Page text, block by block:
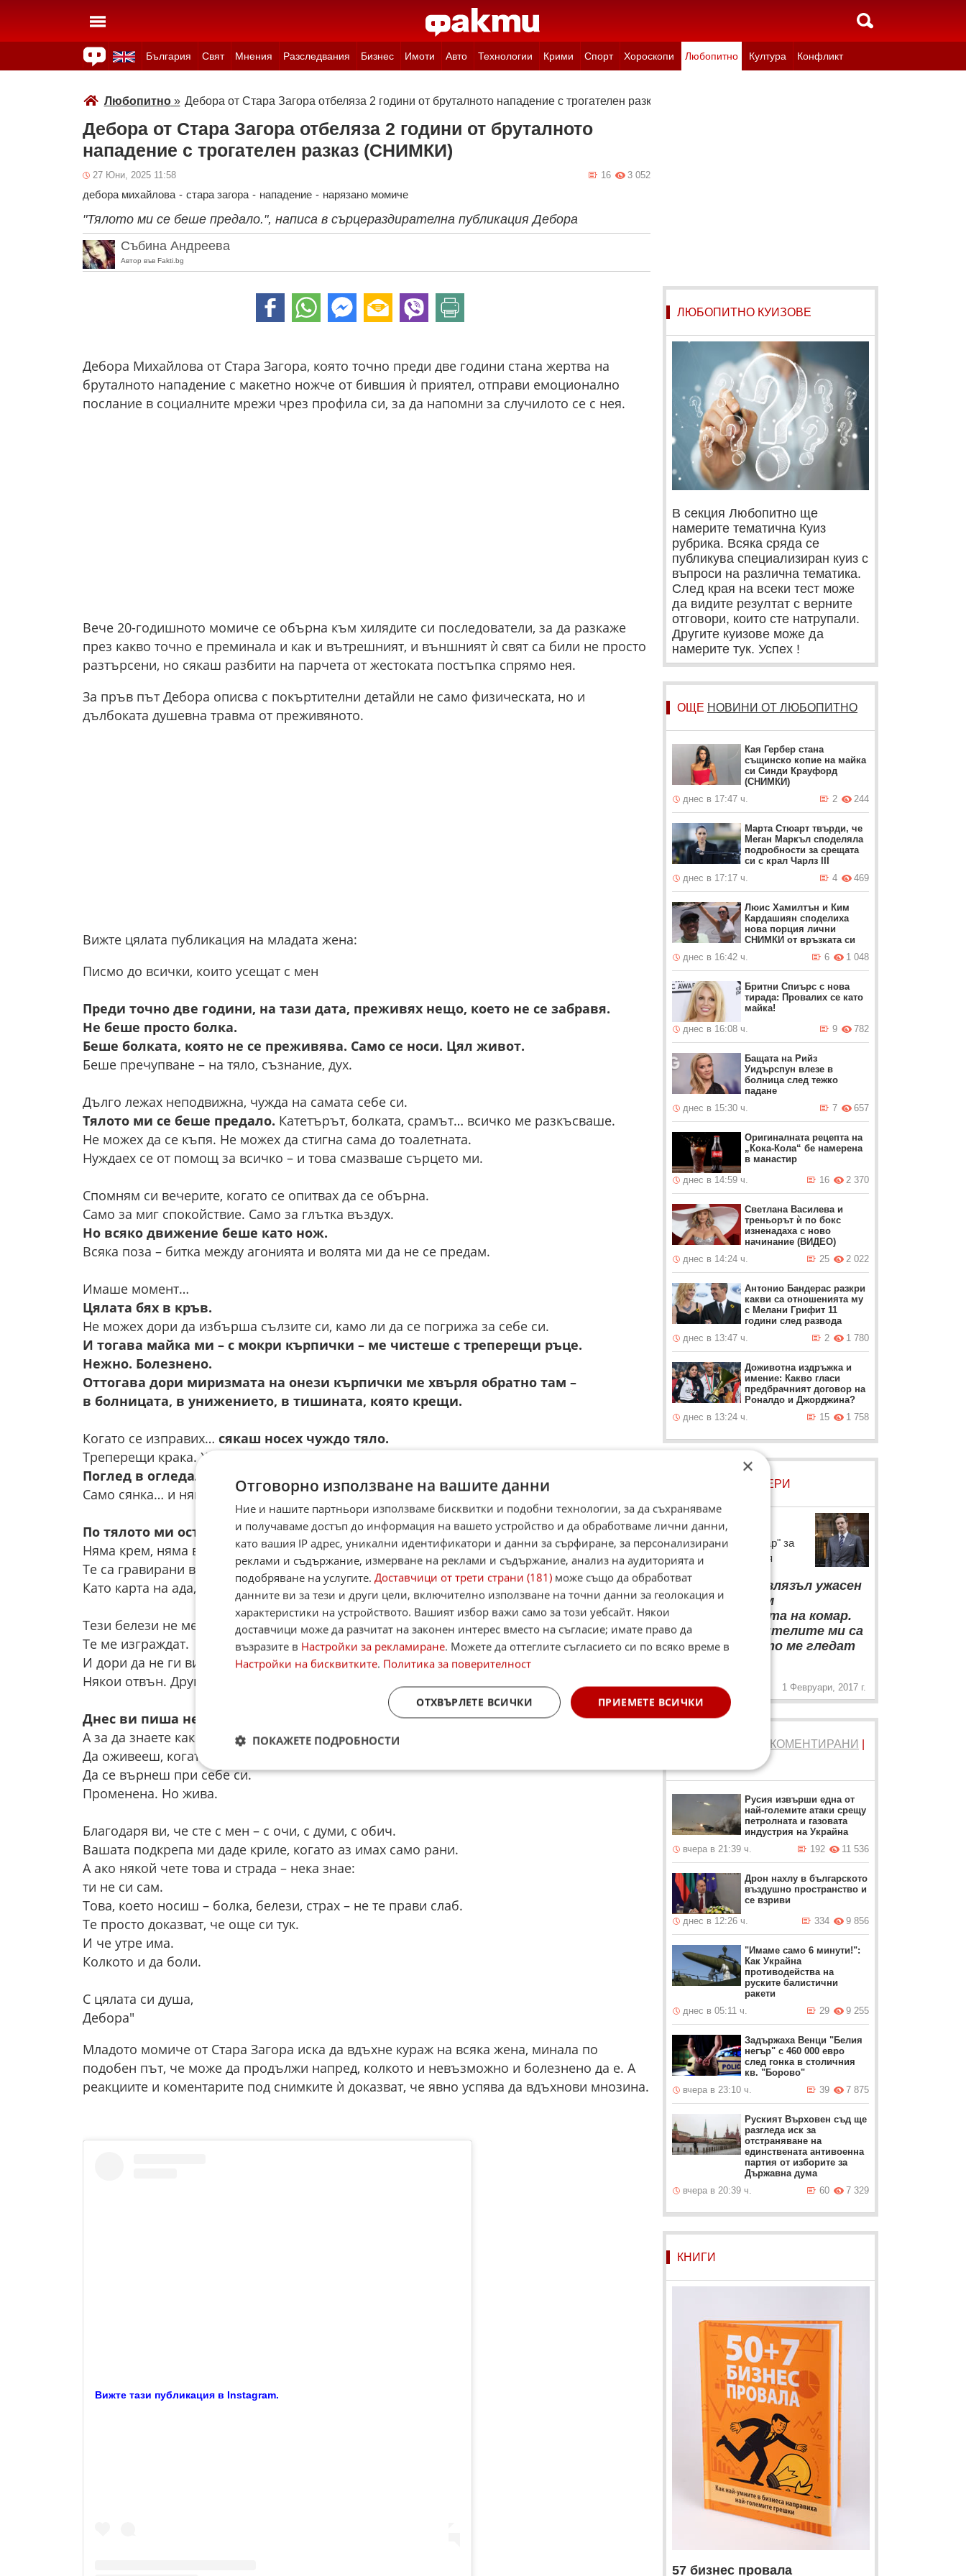
България Свят Мнения Разследвания Бизнес Имоти Авто Технологии Крими Спорт Хороскопи Любопитно Култура Конфликт
Любопитно» Дебора от Стара Загора отбеляза 2 години от бруталното нападение с трогателен разказ (СНИМКИ)
Дебора от Стара Загора отбеляза 2 години от бруталното
нападение с трогателен разказ (СНИМКИ)
27 Юни, 2025 11:58 3 052
16
дебора михайлова - стара загора - нападение - нарязано момиче
"Тялото ми се беше предало.", написа в сърцераздирателна публикация Дебора
Събина Андреева
Автор във Fakti.bg
Дебора Михайлова от Стара Загора, която точно преди две години стана жертва на
бруталното нападение с макетно ножче от бившия ѝ приятел, отправи емоционално
послание в социалните мрежи чрез профила си, за да напомни за случилото се с нея.
Вече 20-годишното момиче се обърна към хилядите си последователи, за да разкаже
през какво точно е преминала и как и вътрешният, и външният ѝ свят са били не просто
разтърсени, но сякаш разбити на парчета от жестоката постъпка спрямо нея.
За пръв път Дебора описва с покъртителни детайли не само физическата, но и
дълбоката душевна травма от преживяното.
Вижте цялата публикация на младата жена:
Писмо до всички, които усещат с мен
Преди точно две години, на тази дата, преживях нещо, което не се забравя.
Не беше просто болка.
Беше болката, която не се преживява. Само се носи. Цял живот.
Беше пречупване – на тяло, съзнание, дух.
Дълго лежах неподвижна, чужда на самата себе си.
Тялото ми се беше предало. Катетърът, болката, срамът… всичко ме разкъсваше.
Не можех да се къпя. Не можех да стигна сама до тоалетната.
Нуждаех се от помощ за всичко – и това смазваше сърцето ми.
Спомням си вечерите, когато се опитвах да се обърна.
Само за миг спокойствие. Само за глътка въздух.
Но всяко движение беше като нож.
Всяка поза – битка между агонията и волята ми да не се предам.
Имаше момент…
Цялата бях в кръв.
Не можех дори да избърша сълзите си, камо ли да се погрижа за себе си.
И тогава майка ми – с мокри кърпички – ме чистеше с треперещи ръце.
Нежно. Болезнено.
Оттогава дори миризмата на онези кърпички ме хвърля обратно там –
в болницата, в унижението, в тишината, която крещи.
Когато се изправих… сякаш носех чуждо тяло.
Треперещи крака. Хапки, които не мога да преглътна.
Поглед в огледалото — а там вече няма коса, няма предишна мен.
Само сянка… и някаква нова жена, която трябваше тепърва да приема.
По тялото ми останаха белези. И те не избледняват.
Няма крем, няма време, което да ги заличи.
Те са гравирани в кожата ми.
Като карта на ада, през който минах – и оцелявах.
Тези белези не ме срамуват.
Те ме изграждат.
И дори да не ги виждате — аз ги усещам всеки ден.
Някои отвън. Други — много по-дълбоко.
Днес ви пиша не за да ме съжалите.
А за да знаете какво е да се изправиш от нулата.
Да оживееш, когато нямаш сили дори да дишаш.
Да се върнеш при себе си.
Променена. Но жива.
Благодаря ви, че сте с мен – с очи, с думи, с обич.
Вашата подкрепа ми даде криле, когато аз имах само рани.
А ако някой чете това и страда – нека знае:
ти не си сам.
Това, което носиш – болка, белези, страх – не те прави слаб.
Те просто доказват, че още си тук.
И че утре има.
Колкото и да боли.
С цялата си душа,
Дебора"
Младото момиче от Стара Загора иска да вдъхне кураж на всяка жена, минала по
подобен път, че може да продължи напред, колкото и невъзможно и болезнено да е. А
реакциите и коментарите под снимките ѝ доказват, че явно успява да вдъхнови мнозина.
Вижте тази публикация в Instagram.
ЛЮБОПИТНО КУИЗОВЕ
В секция Любопитно ще
намерите тематична Куиз
рубрика. Всяка сряда се
публикува специализиран куиз с
въпроси на различна тематика.
След края на всеки тест може
да видите резултат с верните
отговори, които сте натрупали.
Другите куизове може да
намерите тук. Успех !
ОЩЕ НОВИНИ ОТ ЛЮБОПИТНО
Кая Гербер стана
същинско копие на майка
си Синди Крауфорд
(СНИМКИ)
днес в 17:47 ч.
244
2
Марта Стюарт твърди, че
Меган Маркъл споделяла
подробности за срещата
си с крал Чарлз III
днес в 17:17 ч.
469
4
Люис Хамилтън и Ким
Кардашиян споделиха
нова порция лични
СНИМКИ от връзката си
днес в 16:42 ч.
1 048
6
Бритни Спиърс с нова
тирада: Провалих се като
майка!
днес в 16:08 ч.
782
9
Бащата на Рийз
Уидърспун влезе в
болница след тежко
падане
днес в 15:30 ч.
657
7
Оригиналната рецепта на
„Кока-Кола“ бе намерена
в манастир
днес в 14:59 ч.
2 370
16
Светлана Василева и
треньорът ѝ по бокс
изненадаха с ново
начинание (ВИДЕО)
днес в 14:24 ч.
2 022
25
Антонио Бандерас разкри
какви са отношенията му
с Мелани Грифит 11
години след развода
днес в 13:47 ч.
1 780
2
Доживотна издръжка и
имение: Какво гласи
предбрачният договор на
Роналдо и Джорджина?
днес в 13:24 ч.
1 758
15
ЛОВЦИ НА БИСЕРИ
Колин Фърт
Носителят на "Оскар" за
избора на професия
“ От мен би излязъл ужасен
академик. Имам
концентрацията на комар.
Мисля, че родителите ми са
доволни, когато ме гледат
1 Февруари, 2017 г.
КОМЕНТИРАНИ
Русия извърши една от
най-големите атаки срещу
петролната и газовата
индустрия на Украйна
вчера в 21:39 ч.
11 536
192
Дрон нахлу в българското
въздушно пространство и
се взриви
днес в 12:26 ч.
9 856
334
"Имаме само 6 минути!":
Как Украйна
противодейства на
руските балистични
ракети
днес в 05:11 ч.
9 255
29
Задържаха Венци "Белия
негър" с 460 000 евро
след гонка в столичния
кв. "Борово"
вчера в 23:10 ч.
7 875
39
Руският Върховен съд ще
разгледа иск за
отстраняване на
единствената антивоенна
партия от изборите за
Държавна дума
вчера в 20:39 ч.
7 329
60
КНИГИ
57 бизнес провала
×
Отговорно използване на вашите данни
Ние и нашите партньори използваме бисквитки и подобни технологии, за да съхраняваме
и получаваме достъп до информация на вашето устройство и да обработваме лични данни,
като вашия IP адрес, уникални идентификатори и данни за сърфиране, за персонализирани
реклами и съдържание, измерване на реклами и съдържание, анализ на аудиторията и
подобряване на услугите. Доставчици от трети страни (181) може също да обработват
данните ви за тези и други цели, включително използване на точни данни за геолокация и
характеристики на устройството. Вашият избор важи само за този уебсайт. Някои
доставчици може да разчитат на законен интерес вместо на съгласие; имате право да
възразите в Настройки за рекламиране. Можете да оттеглите съгласието си по всяко време в
Настройки на бисквитките. Политика за поверителност
ПРИЕМЕТЕ ВСИЧКИ
ОТХВЪРЛЕТЕ ВСИЧКИ
ПОКАЖЕТЕ ПОДРОБНОСТИ